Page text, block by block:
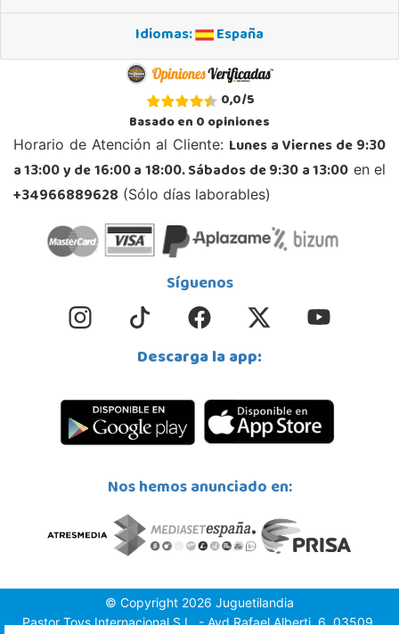
Idiomas:
España
0,0/5
Basado en0opiniones
Horario de Atención al Cliente: Lunes a Viernes de 9:30
a 13:00 y de 16:00 a 18:00. Sábados de 9:30 a 13:00 en el
+34966889628 (Sólo días laborables)
Síguenos
Descarga la app:
Nos hemos anunciado en:
© Copyright 2026 Juguetilandia
Pastor Toys Internacional S.L. - Avd.Rafael Alberti, 6, 03509,